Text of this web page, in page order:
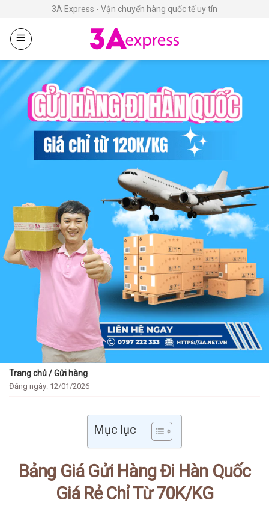
nội
dung
3A Express - Vận chuyển hàng quốc tế uy tín
Trang chủ/Gửi hàng
Đăng ngày: 12/01/2026
Mục lục
Bảng Giá Gửi Hàng Đi Hàn Quốc
Giá Rẻ Chỉ Từ 70K/KG